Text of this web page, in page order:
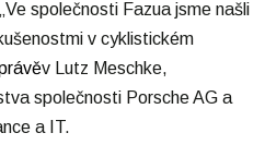
společnosti Fazua jsme našli
v cyklistickém
v Lutz Meschke,
společnosti Porsche AG a
a IT.